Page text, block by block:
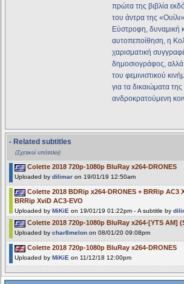
πρώτα της βιβλία
του άντρα της
Εύστροφη, δυναμική
αυτοπεποίθηση, η
χαρισματική
δημοσιογράφος, αλλά
του φεμινιστικού
για τα δικαιώματα
ανδροκρατούμενη
- Related subtitles
(Σχετικοί υπότιτλοι)
Colette 2018 720p-1080p BluRay x264-DRONES
Uploaded by dilimar on 19/01/19 12:50am
Colette 2018 BDRip x264-DRONES + BRRip AC3
BRRip XviD AC3-EVO
Uploaded by MiKiE on 19/01/19 01:22pm - A subtitle by
Colette 2018 720p-1080p BluRay x264-[YTS AM]
Uploaded by char8melon on 08/01/20 09:08pm
Colette 2018 720p-1080p BluRay x264-DRONES
Uploaded by MiKiE on 11/12/18 12:00pm